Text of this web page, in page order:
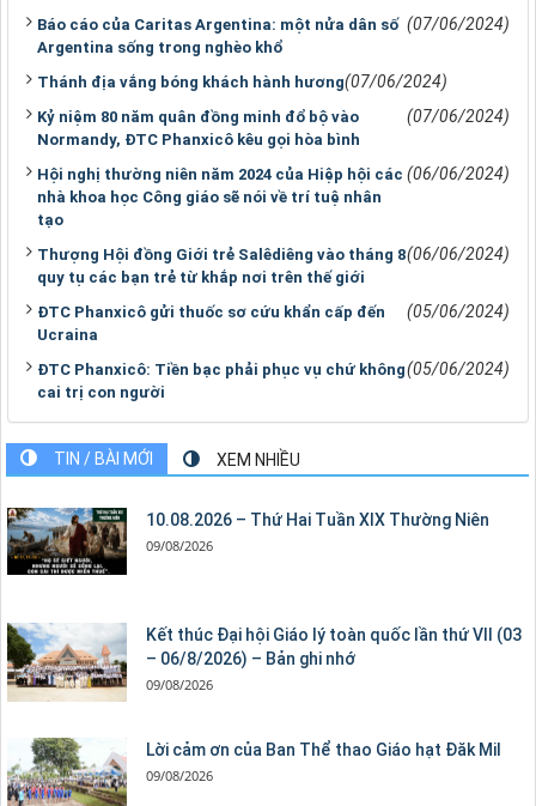
Báo cáo của Caritas Argentina: một nửa dân số
Argentina sống trong nghèo khổ
(07/06/2024)
Thánh địa vắng bóng khách hành hương(07/06/2024)
Kỷ niệm 80 năm quân đồng minh đổ bộ vào
Normandy, ĐTC Phanxicô kêu gọi hòa bình
(07/06/2024)
Hội nghị thường niên năm 2024 của Hiệp hội các
nhà khoa học Công giáo sẽ nói về trí tuệ nhân
tạo
(06/06/2024)
Thượng Hội đồng Giới trẻ Salêdiêng vào tháng 8
quy tụ các bạn trẻ từ khắp nơi trên thế giới
(06/06/2024)
ĐTC Phanxicô gửi thuốc sơ cứu khẩn cấp đến
Ucraina
(05/06/2024)
ĐTC Phanxicô: Tiền bạc phải phục vụ chứ không
cai trị con người
(05/06/2024)
TIN / BÀI MỚI XEM NHIỀU
10.08.2026 – Thứ Hai Tuần XIX Thường Niên
09/08/2026
Kết thúc Đại hội Giáo lý toàn quốc lần thứ VII (03
– 06/8/2026) – Bản ghi nhớ
09/08/2026
Lời cảm ơn của Ban Thể thao Giáo hạt Đăk Mil
09/08/2026